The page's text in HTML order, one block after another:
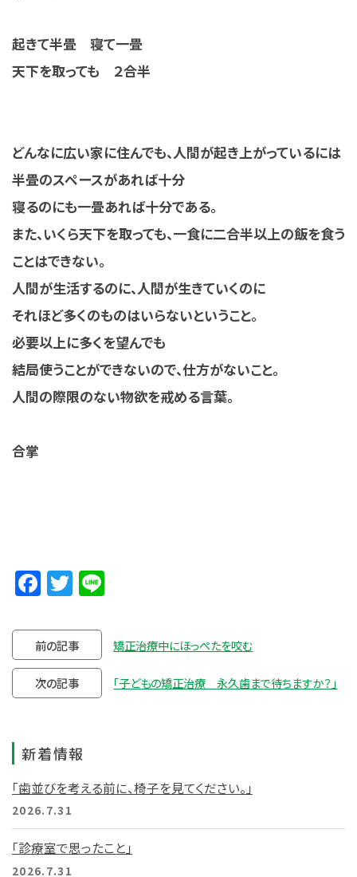
起きて半畳 寝て一畳
天下を取っても ２合半
どんなに広い家に住んでも、人間が起き上がっているには
半畳のスペースがあれば十分
寝るのにも一畳あれば十分である。
また、いくら天下を取っても、一食に二合半以上の飯を食う
ことはできない。
人間が生活するのに、人間が生きていくのに
それほど多くのものはいらないということ。
必要以上に多くを望んでも
結局使うことができないので、仕方がないこと。
人間の際限のない物欲を戒める言葉。
合掌
Facebook
Twitter
前の記事 矯正治療中にほっぺたを咬む
次の記事 「子どもの矯正治療 永久歯まで待ちますか？」
新着情報
「歯並びを考える前に、椅子を見てください。」
2026.7.31
「診療室で思ったこと」
2026.7.31